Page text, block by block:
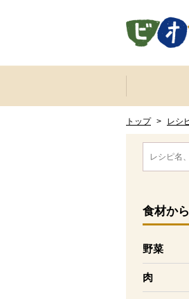
ここからサイト内共通メニューです。
サイト内共通メニューをスキップする
トップ > レシ
ここから消
食材か
野菜
を開く
肉
を開く
消費材検索
ここから本